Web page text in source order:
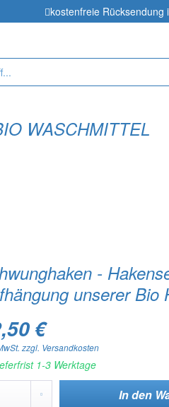
kostenfreie Rücksendung
WASCHMITTEL
-
unserer Bio
€
zzgl. Versandkosten
1-3 Werktage
In den